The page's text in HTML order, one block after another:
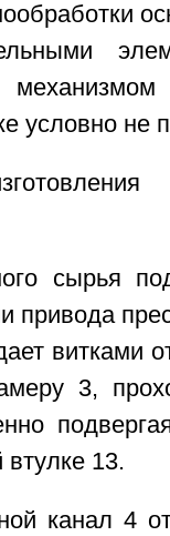
условно не
сырья
привода
витками
3,
13.
канал 4